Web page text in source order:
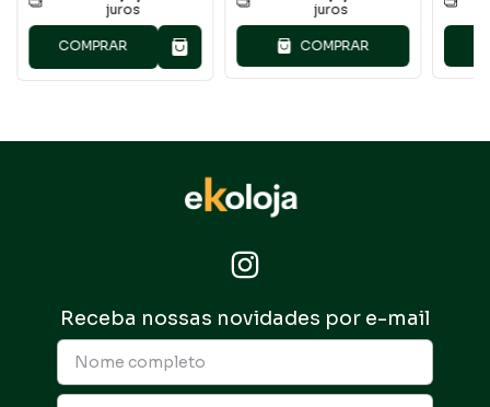
juros
COMPRAR
juros
COMPRAR
Receba nossas novidades por e-mail